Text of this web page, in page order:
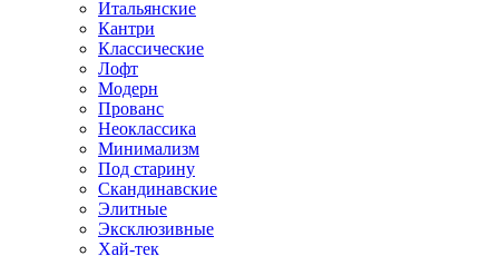
Итальянские
Кантри
Классические
Лофт
Модерн
Прованс
Неоклассика
Минимализм
Под старину
Скандинавские
Элитные
Эксклюзивные
Хай-тек